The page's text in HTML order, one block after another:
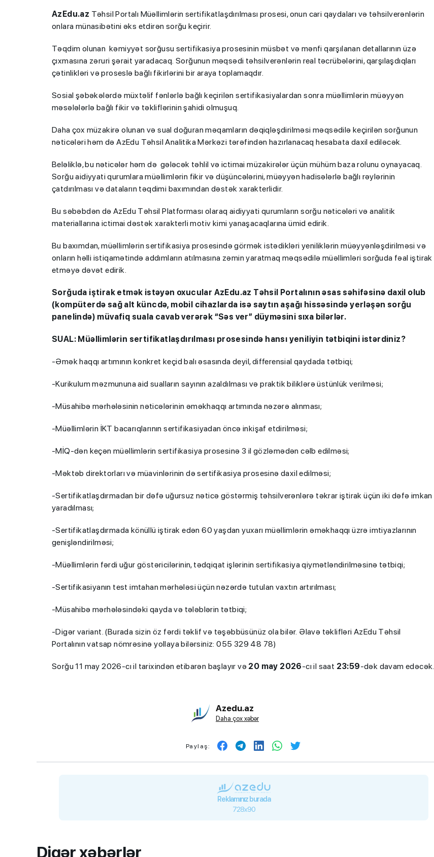
AzEdu.az Təhsil Portalı Müəllimlərin sertifikatlaşdırılması prosesi, onun cari qaydaları və təhsilverənlərin
onlara münasibətini əks etdirən sorğu keçirir.
Təqdim olunan kəmiyyət sorğusu sertifikasiya prosesinin müsbət və mənfi qarşılanan detallarının üzə
çıxmasına zəruri şərait yaradacaq. Sorğunun məqsədi təhsilverənlərin real təcrübələrini, qarşılaşdıqları
çətinlikləri və proseslə bağlı fikirlərini bir araya toplamaqdır.
Sosial şəbəkələrdə müxtəlif fənlərlə bağlı keçirilən sertifikasiyalardan sonra müəllimlərin müəyyən
məsələlərlə bağlı fikir və təkliflərinin şahidi olmuşuq.
Daha çox müzakirə olunan və sual doğuran məqamların dəqiqləşdirilməsi məqsədilə keçirilən sorğunun
nəticələri həm də AzEdu Təhsil Analitika Mərkəzi tərəfindən hazırlanacaq hesabata daxil ediləcək.
Beləliklə, bu nəticələr həm də gələcək təhlil və ictimai müzakirələr üçün mühüm baza rolunu oynayacaq.
Sorğu aidiyyati qurumlara müəllimlərin fikir və düşüncələrini, müəyyən hadisələrlə bağlı rəylərinin
çatdırılması və dataların təqdimi baxımından dəstək xarakterlidir.
Bu səbəbdən də AzEdu Təhsil Platforması olaraq aidiyyati qurumların sorğu nəticələri və analitik
materiallarına ictimai dəstək xarakterli motiv kimi yanaşacaqlarına ümid edirik.
Bu baxımdan, müəllimlərin sertifikasiya prosesində görmək istədikləri yeniliklərin müəyyənləşdirilməsi və
onların həlli istiqamətində addımların atılmasına zəmin yaratmaq məqsədilə müəllimləri sorğuda fəal iştirak
etməyə dəvət edirik.
Sorğuda iştirak etmək istəyən oxucular AzEdu.az Təhsil Portalının əsas səhifəsinə daxil olub
(kompüterdə sağ alt küncdə, mobil cihazlarda isə saytın aşağı hissəsində yerləşən sorğu
panelində) müvafiq suala cavab verərək “Səs ver” düyməsini sıxa bilərlər.
SUAL: Müəllimlərin sertifikatlaşdırılması prosesində hansı yeniliyin tətbiqini istərdiniz?
-Əmək haqqı artımının konkret keçid balı əsasında deyil, differensial qaydada tətbiqi;
-Kurikulum məzmununa aid sualların sayının azaldılması və praktik biliklərə üstünlük verilməsi;
-Müsahibə mərhələsinin nəticələrinin əməkhaqqı artımında nəzərə alınması;
-Müəllimlərin İKT bacarıqlarının sertifikasiyadan öncə inkişaf etdirilməsi;
-MİQ-dən keçən müəllimlərin sertifikasiya prosesinə 3 il gözləmədən cəlb edilməsi;
-Məktəb direktorları və müavinlərinin də sertifikasiya prosesinə daxil edilməsi;
-Sertifikatlaşdırmadan bir dəfə uğursuz nəticə göstərmiş təhsilverənlərə təkrar iştirak üçün iki dəfə imkan
yaradılması;
-Sertifikatlaşdırmada könüllü iştirak edən 60 yaşdan yuxarı müəllimlərin əməkhaqqı üzrə imtiyazlarının
genişləndirilməsi;
-Müəllimlərin fərdi uğur göstəricilərinin, tədqiqat işlərinin sertifikasiya qiymətləndirilməsinə tətbiqi;
-Sertifikasiyanın test imtahan mərhələsi üçün nəzərdə tutulan vaxtın artırılması;
-Müsahibə mərhələsindəki qayda və tələblərin tətbiqi;
-Digər variant. (Burada sizin öz fərdi təklif və təşəbbüsünüz ola bilər. Əlavə təklifləri AzEdu Təhsil
Portalının vatsap nömrəsinə yollaya bilərsiniz: 055 329 48 78)
Sorğu 11 may 2026-cı il tarixindən etibarən başlayır və 20 may 2026-cı il saat 23:59-dək davam edəcək.
Azedu.az
Daha çox xəbər
Paylaş:
Reklamınız burada
728x90
Digər xəbərlər